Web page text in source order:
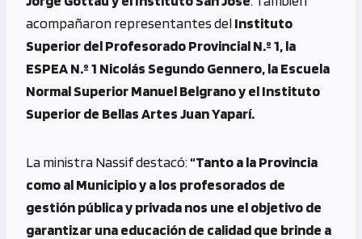
acompañaron representantes delInstituto
Superior del Profesorado Provincial N.º 1, la
ESPEA N.º 1 Nicolás Segundo Gennero, la Escuela
Normal Superior Manuel Belgrano y el Instituto
Superior de Bellas Artes Juan Yaparí.
La ministra Nassif destacó:“Tanto a la Provincia
como al Municipio y a los profesorados de
gestión pública y privada nos une el objetivo de
garantizar una educación de calidad que brinde a